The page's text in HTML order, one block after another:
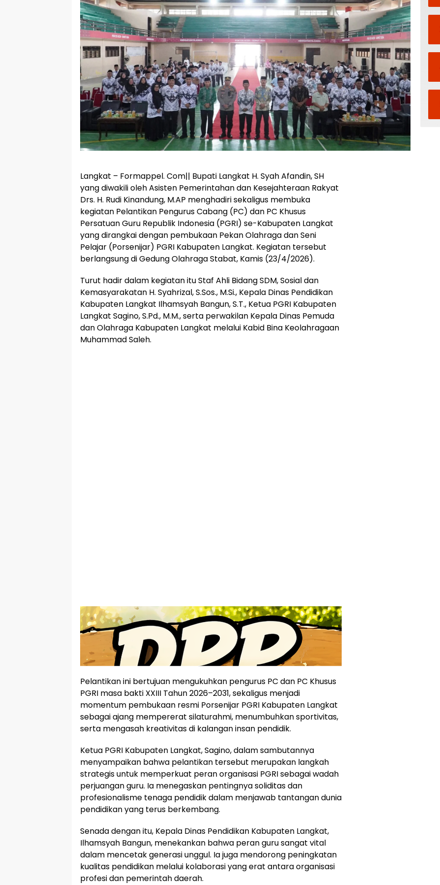
Langkat – Formappel. Com|| Bupati Langkat H. Syah Afandin, SH
yang diwakili oleh Asisten Pemerintahan dan Kesejahteraan Rakyat
Drs. H. Rudi Kinandung, M.AP menghadiri sekaligus membuka
kegiatan Pelantikan Pengurus Cabang (PC) dan PC Khusus
Persatuan Guru Republik Indonesia (PGRI) se-Kabupaten Langkat
yang dirangkai dengan pembukaan Pekan Olahraga dan Seni
Pelajar (Porsenijar) PGRI Kabupaten Langkat. Kegiatan tersebut
berlangsung di Gedung Olahraga Stabat, Kamis (23/4/2026).
Turut hadir dalam kegiatan itu Staf Ahli Bidang SDM, Sosial dan
Kemasyarakatan H. Syahrizal, S.Sos., M.Si., Kepala Dinas Pendidikan
Kabupaten Langkat Ilhamsyah Bangun, S.T., Ketua PGRI Kabupaten
Langkat Sagino, S.Pd., M.M., serta perwakilan Kepala Dinas Pemuda
dan Olahraga Kabupaten Langkat melalui Kabid Bina Keolahragaan
Muhammad Saleh.
Pelantikan ini bertujuan mengukuhkan pengurus PC dan PC Khusus
PGRI masa bakti XXIII Tahun 2026–2031, sekaligus menjadi
momentum pembukaan resmi Porsenijar PGRI Kabupaten Langkat
sebagai ajang mempererat silaturahmi, menumbuhkan sportivitas,
serta mengasah kreativitas di kalangan insan pendidik.
Ketua PGRI Kabupaten Langkat, Sagino, dalam sambutannya
menyampaikan bahwa pelantikan tersebut merupakan langkah
strategis untuk memperkuat peran organisasi PGRI sebagai wadah
perjuangan guru. Ia menegaskan pentingnya soliditas dan
profesionalisme tenaga pendidik dalam menjawab tantangan dunia
pendidikan yang terus berkembang.
Senada dengan itu, Kepala Dinas Pendidikan Kabupaten Langkat,
Ilhamsyah Bangun, menekankan bahwa peran guru sangat vital
dalam mencetak generasi unggul. Ia juga mendorong peningkatan
kualitas pendidikan melalui kolaborasi yang erat antara organisasi
profesi dan pemerintah daerah.